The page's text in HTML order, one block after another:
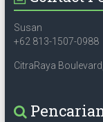
Susan
+62 813-1507-0988
CitraRaya